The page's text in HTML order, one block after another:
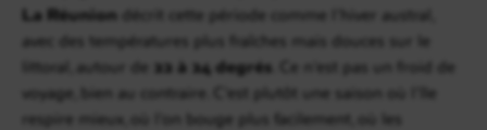
La Réunion décrit cette période comme l’hiver austral,
avec des températures plus fraîches mais douces sur le
littoral, autour de 22 à 24 degrés . Ce n’est pas un froid de
voyage, bien au contraire. C’est plutôt une saison où l’île
respire mieux, où l’on bouge plus facilement, où les